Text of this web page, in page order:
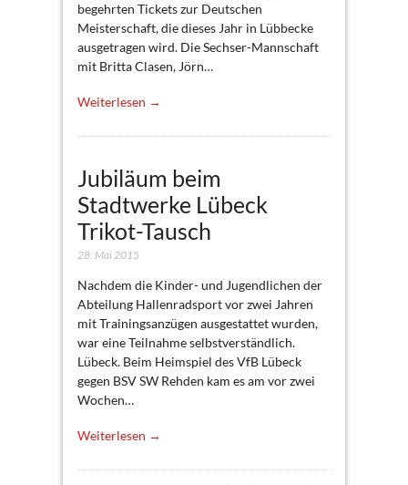
begehrten Tickets zur Deutschen
Meisterschaft, die dieses Jahr in Lübbecke
ausgetragen wird. Die Sechser-Mannschaft
mit Britta Clasen, Jörn…
Weiterlesen →
Jubiläum beim
Stadtwerke Lübeck
Trikot-Tausch
28. Mai 2015
Nachdem die Kinder- und Jugendlichen der
Abteilung Hallenradsport vor zwei Jahren
mit Trainingsanzügen ausgestattet wurden,
war eine Teilnahme selbstverständlich.
Lübeck. Beim Heimspiel des VfB Lübeck
gegen BSV SW Rehden kam es am vor zwei
Wochen…
Weiterlesen →